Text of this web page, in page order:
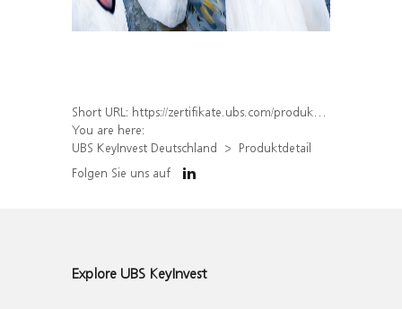
Short URL: https://zertifikate.ubs.com/produkt/detail/index/isin/DE000UJ1PST2
You are here:
UBS KeyInvest Deutschland
Produktdetail
Folgen Sie uns auf
Explore UBS KeyInvest